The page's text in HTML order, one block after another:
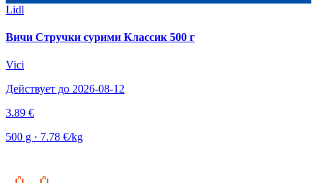
Lidl
Вичи Стручки сурими Классик 500 г
Vici
Действует до 2026-08-12
3.89 €
500 g · 7.78 €/kg